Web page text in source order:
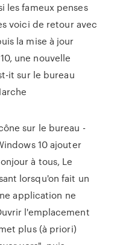
les fameux penses
voici de retour avec
la mise à jour
une nouvelle
it sur le bureau
sur le bureau -
10 ajouter
à tous, Le
lorsqu'on fait un
application ne
l'emplacement
plus (à priori)